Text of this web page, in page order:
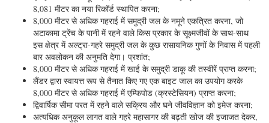
244 सेमी लंबा x 25" / 64 सेमी चौड़ा है (साइड वेरिएबल फ्लोटेशन फोड के साथ 49 "/
125 मिमी चौड़ा) x 21" / 53 सेमी गहराई, लगभग 400-एलबीएस / 182 किलो वजन के
साथ। पानी में, लैंडर को 40-एलबीएस सकारात्मक उछाल के साथ एक स्पार बॉय की तरह
तैरने के लिए छंटनी की गई थी। 80-एलबीएस / 36 किग्रा वजन वाला एक व्यय एंकर,
लैंडर को लगभग 1 मीटर / सेकंड दर पर नीचे ले गया। एक सतह प्रवाह द्वारा पार्श्व
ऑफसेट पर बहुत अधिक असर नहीं होगा। यदि सतह की सतह 100 मीटर मोटी थी, तो
लैंडर 1min 40 सेकेंड में इसके माध्यम से उड़ जाएगा। द्विपक्षीय लैंडर "ऑडिया" को
केविन हार्डी, ग्लोबल ओशन डिज़ाइन (सैन डिएगो, सीए) द्वारा डिजाइन और निर्माण किया
गया था, जो खोज के लिए गहरे समुद्र के हसल लैंडर्स के डिजाइन और निर्माण में एक
विश्व विशेषज्ञ था। इसने कई अंतरराष्ट्रीय कंपनियों से घटकों का उपयोग किया।